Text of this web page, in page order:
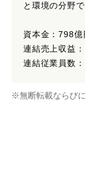
と環境の分野
資本金：798億
連結売上収益
連結従業員数
※無断転載ならび